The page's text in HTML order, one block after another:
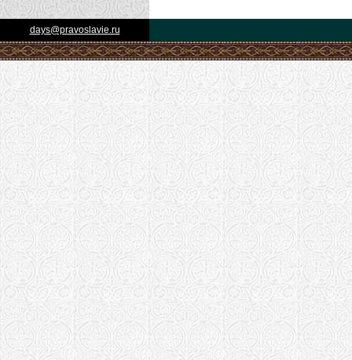
days@pravoslavie.ru